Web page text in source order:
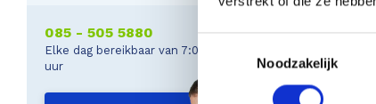
Noodzakelijk
085 - 505 5880
Elke dag bereikbaar van 7:00 tot 22:00
uur